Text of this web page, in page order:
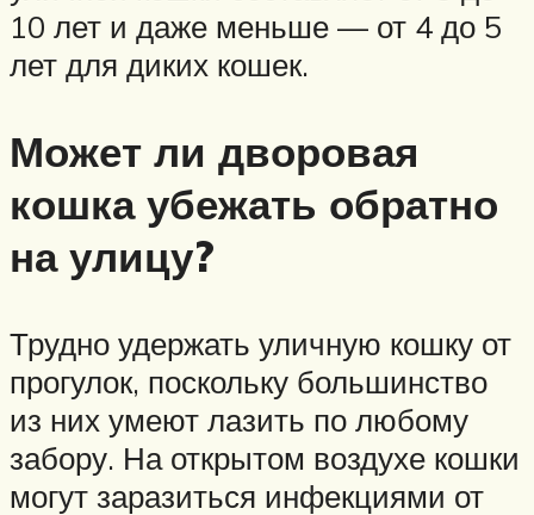
10 лет и даже меньше — от 4 до 5
лет для диких кошек.
Может ли дворовая
кошка убежать обратно
на улицу?
Трудно удержать уличную кошку от
прогулок, поскольку большинство
из них умеют лазить по любому
забору. На открытом воздухе кошки
могут заразиться инфекциями от